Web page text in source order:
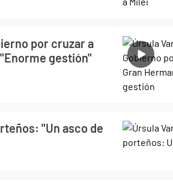
por cruzar a
gestión"
"Un asco de